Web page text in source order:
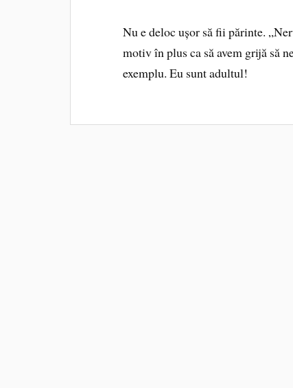
Nu e deloc ușor să fii părinte.
motiv în plus ca să avem grijă să
exemplu. Eu sunt adultul!